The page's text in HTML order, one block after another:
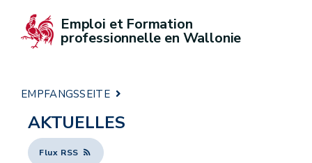
Emploi et Formation
professionnelle en Wallonie
EMPFANGSSEITE
AKTUELLES
Flux RSS